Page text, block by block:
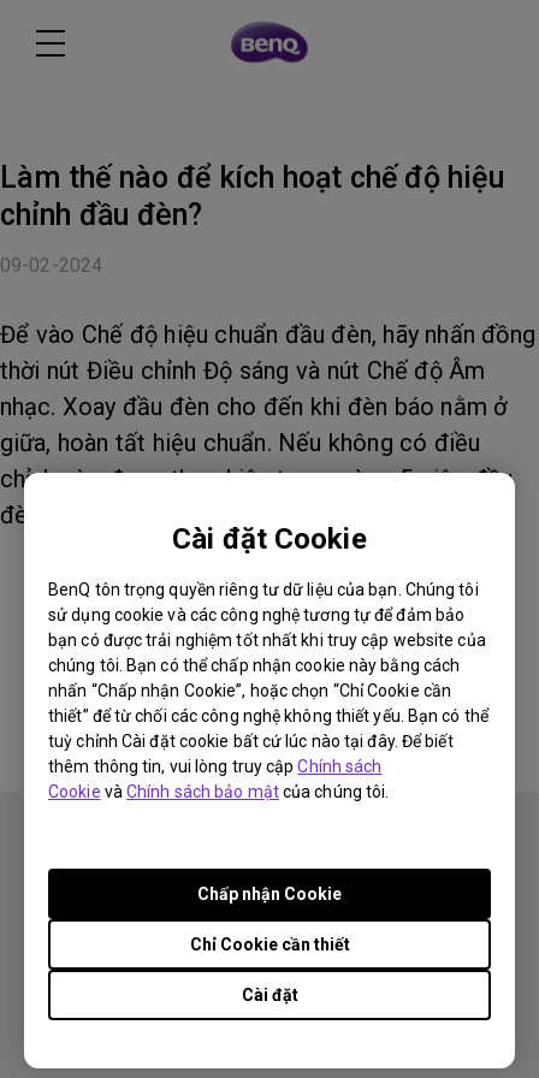
Cài đặt Cookie
BenQ tôn trọng quyền riêng tư dữ liệu của bạn. Chúng tôi
sử dụng cookie và các công nghệ tương tự để đảm bảo
bạn có được trải nghiệm tốt nhất khi truy cập website của
chúng tôi. Bạn có thể chấp nhận cookie này bằng cách
nhấn “Chấp nhận Cookie”, hoặc chọn “Chỉ Cookie cần
thiết” để từ chối các công nghệ không thiết yếu. Bạn có thể
tuỳ chỉnh Cài đặt cookie bất cứ lúc nào tại đây. Để biết
thêm thông tin, vui lòng truy cậpChính sách
Cookie vàChính sách bảo mậtcủa chúng tôi.
Cài đặt
Chỉ Cookie cần thiết
Chấp nhận Cookie
Làm thế nào để kích hoạt chế độ hiệu
chỉnh đầu đèn?
09-02-2024
Để vào Chế độ hiệu chuẩn đầu đèn, hãy nhấn đồng
thời nút Điều chỉnh Độ sáng và nút Chế độ Âm
nhạc. Xoay đầu đèn cho đến khi đèn báo nằm ở
giữa, hoàn tất hiệu chuẩn. Nếu không có điều
chỉnh nào được thực hiện trong vòng 5 giây, đầu
đèn sẽ tự động thoát khỏi chế độ hiệu chuẩn.
Thông tin này có hữu ích không?
Có Không